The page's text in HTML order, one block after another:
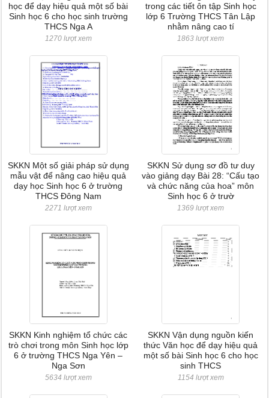
học để dạy hiệu quả một số bài
Sinh học 6 cho học sinh trường
THCS Nga A
1270 lượt xem
trong các tiết ôn tập Sinh học
lớp 6 Trường THCS Tân Lập
nhằm nâng cao tí
1863 lượt xem
SKKN Một số giải pháp sử dụng
mẫu vật để nâng cao hiệu quả
dạy học Sinh học 6 ở trường
THCS Đông Nam
2271 lượt xem
SKKN Sử dụng sơ đồ tư duy
vào giảng dạy Bài 28: “Cấu tạo
và chức năng của hoa” môn
Sinh học 6 ở trườ
1369 lượt xem
SKKN Kinh nghiệm tổ chức các
trò chơi trong môn Sinh học lớp
6 ở trường THCS Nga Yên –
Nga Sơn
5634 lượt xem
SKKN Vận dụng nguồn kiến
thức Văn học để dạy hiệu quả
một số bài Sinh học 6 cho học
sinh THCS
1154 lượt xem